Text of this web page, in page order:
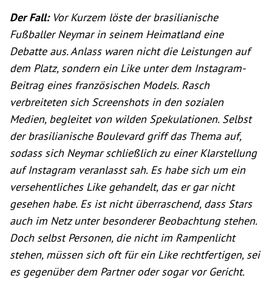
Der Fall: Vor Kurzem löste der brasilianische
Fußballer Neymar in seinem Heimatland eine
Debatte aus. Anlass waren nicht die Leistungen auf
dem Platz, sondern ein Like unter dem Instagram-
Beitrag eines französischen Models. Rasch
verbreiteten sich Screenshots in den sozialen
Medien, begleitet von wilden Spekulationen. Selbst
der brasilianische Boulevard griff das Thema auf,
sodass sich Neymar schließlich zu einer Klarstellung
auf Instagram veranlasst sah. Es habe sich um ein
versehentliches Like gehandelt, das er gar nicht
gesehen habe. Es ist nicht überraschend, dass Stars
auch im Netz unter besonderer Beobachtung stehen.
Doch selbst Personen, die nicht im Rampenlicht
stehen, müssen sich oft für ein Like rechtfertigen, sei
es gegenüber dem Partner oder sogar vor Gericht.